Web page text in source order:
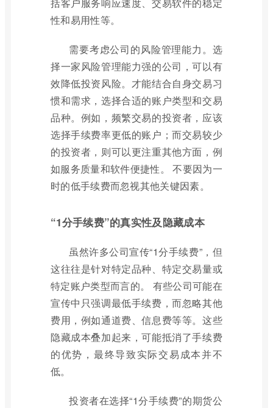
性和易用性等。
需要考虑公司的风险管理能力。选
择一家风险管理能力强的公司，可以有
效降低投资风险。才能结合自身交易习
惯和需求，选择合适的账户类型和交易
品种。例如，频繁交易的投资者，应该
选择手续费率更低的账户；而交易较少
的投资者，则可以更注重其他方面，例
如服务质量和软件便捷性。 不要因为一
时的低手续费而忽视其他关键因素。
“1分手续费”的真实性及隐藏成本
虽然许多公司宣传“1分手续费”，但
这往往是针对特定品种、特定交易量或
特定账户类型而言的。 有些公司可能在
宣传中只强调最低手续费，而忽略其他
费用，例如通道费、信息费等等。这些
隐藏成本叠加起来，可能抵消了手续费
的优势，最终导致实际交易成本并不
低。
投资者在选择“1分手续费”的期货公